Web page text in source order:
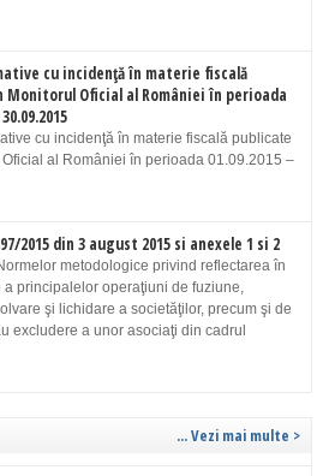
cu incidenţă în materie fiscală
Monitorul Oficial al României în perioada
cu incidenţă în materie fiscală publicate
al României în perioada 01.09.2015 –
2015 din 3 august 2015 si anexele 1 si 2
metodologice privind reflectarea în
a principalelor operaţiuni de fuziune,
şi lichidare a societăţilor, precum şi de
excludere a unor asociaţi din cadrul
... Vezi mai multe >